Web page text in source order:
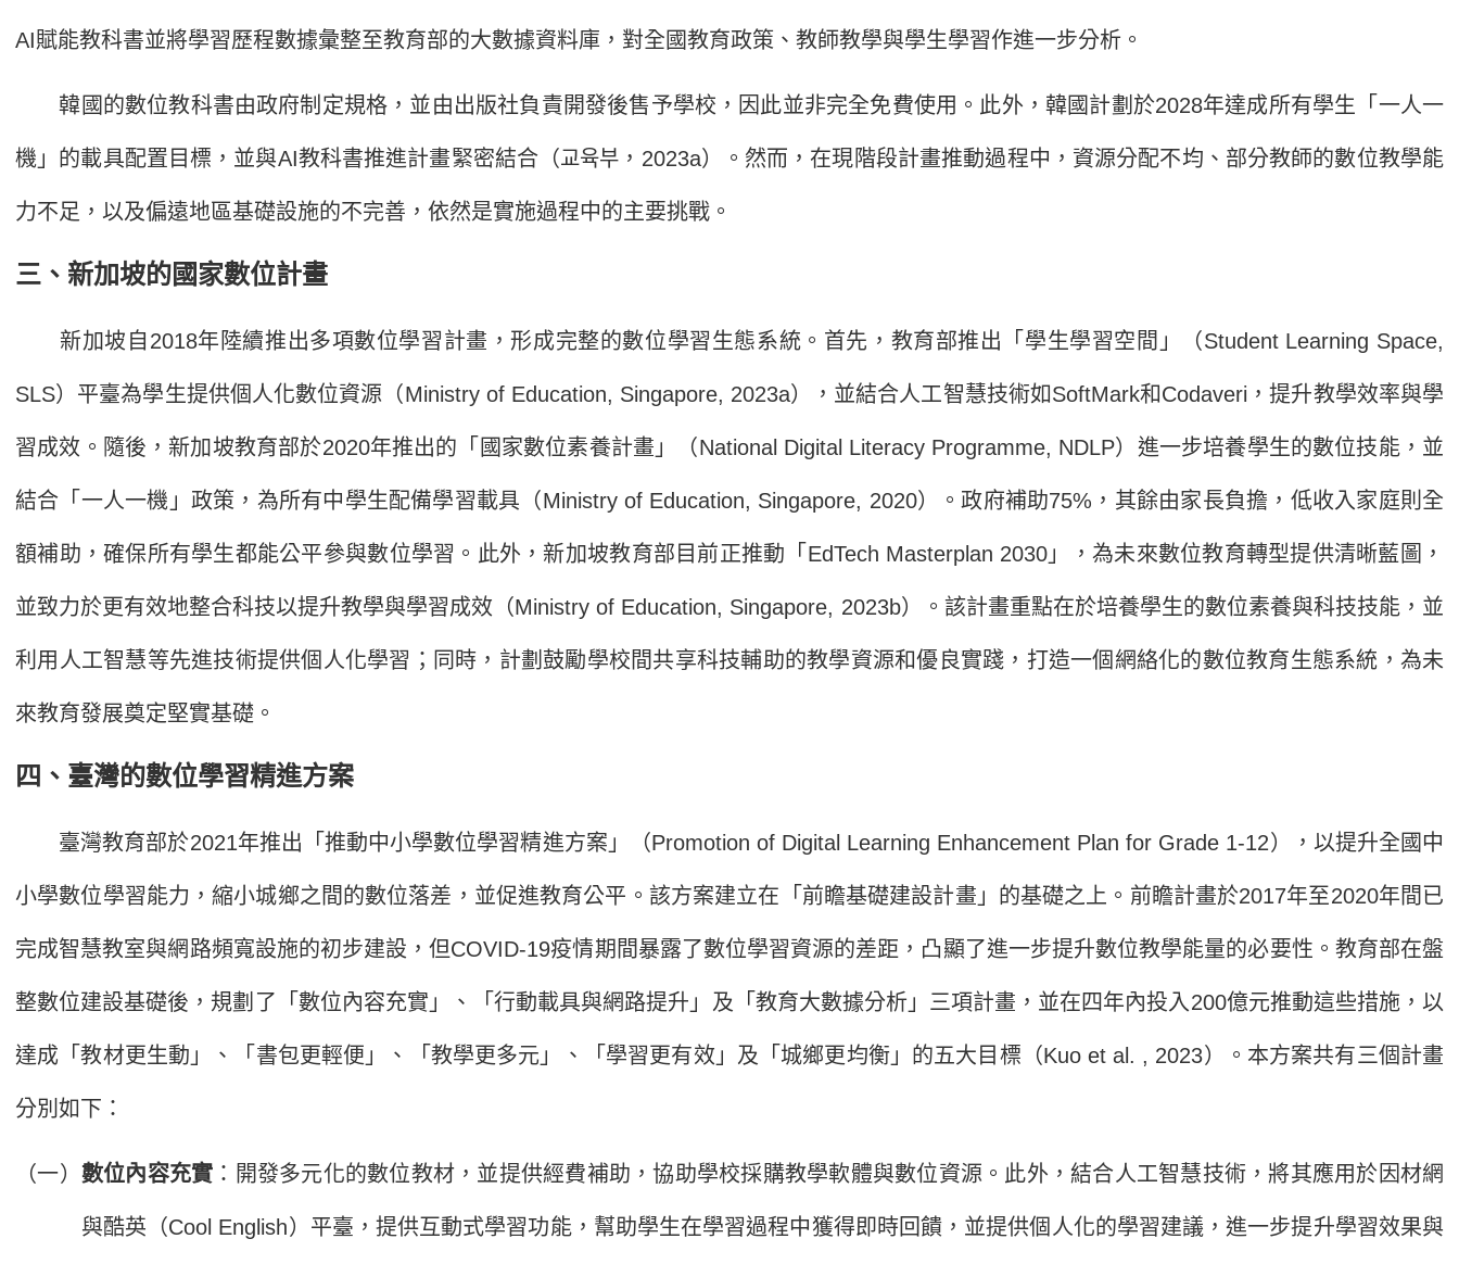
AI賦能教科書並將學習歷程數據彙整至教育部的大數據資料庫，對全國教育政策、教師教學與學生學習作進一步分析。
韓國的數位教科書由政府制定規格，並由出版社負責開發後售予學校，因此並非完全免費使用。此外，韓國計劃於2028年達成所有學生「一人一
機」的載具配置目標，並與AI教科書推進計畫緊密結合（교육부 ， 2023a）。然而，在現階段計畫推動過程中，資源分配不均、部分教師的數位教學能
力不足，以及偏遠地區基礎設施的不完善，依然是實施過程中的主要挑戰。
三、新加坡的國家數位計畫
新加坡自2018年陸續推出多項數位學習計畫，形成完整的數位學習生態系統。首先，教育部推出「學生學習空間」（Student Learning Space,
SLS）平臺為學生提供個人化數位資源（Ministry of Education, Singapore, 2023a），並結合人工智慧技術如SoftMark和Codaveri，提升教學效率與學
習成效。隨後，新加坡教育部於2020年推出的「國家數位素養計畫」（National Digital Literacy Programme, NDLP）進一步培養學生的數位技能，並
結合「一人一機」政策，為所有中學生配備學習載具（Ministry of Education, Singapore, 2020）。政府補助75%，其餘由家長負擔，低收入家庭則全
額補助，確保所有學生都能公平參與數位學習。此外，新加坡教育部目前正推動「EdTech Masterplan 2030」，為未來數位教育轉型提供清晰藍圖，
並致力於更有效地整合科技以提升教學與學習成效（Ministry of Education, Singapore, 2023b）。該計畫重點在於培養學生的數位素養與科技技能，並
利用人工智慧等先進技術提供個人化學習；同時，計劃鼓勵學校間共享科技輔助的教學資源和優良實踐，打造一個網絡化的數位教育生態系統，為未
來教育發展奠定堅實基礎。
四、臺灣的數位學習精進方案
臺灣教育部於2021年推出「推動中小學數位學習精進方案」（Promotion of Digital Learning Enhancement Plan for Grade 1-12），以提升全國中
小學數位學習能力，縮小城鄉之間的數位落差，並促進教育公平。該方案建立在「前瞻基礎建設計畫」的基礎之上。前瞻計畫於2017年至2020年間已
完成智慧教室與網路頻寬設施的初步建設，但COVID-19疫情期間暴露了數位學習資源的差距，凸顯了進一步提升數位教學能量的必要性。教育部在盤
整數位建設基礎後，規劃了「數位內容充實」、「行動載具與網路提升」及「教育大數據分析」三項計畫，並在四年內投入200億元推動這些措施，以
達成「教材更生動」、「書包更輕便」、「教學更多元」、「學習更有效」及「城鄉更均衡」的五大目標（Kuo et al. , 2023）。本方案共有三個計畫
分別如下：
（一） 數位內容充實 ：開發多元化的數位教材，並提供經費補助，協助學校採購教學軟體與數位資源。此外，結合人工智慧技術，將其應用於因材網
與酷英（Cool English）平臺，提供互動式學習功能，幫助學生在學習過程中獲得即時回饋，並提供個人化的學習建議，進一步提升學習效果與